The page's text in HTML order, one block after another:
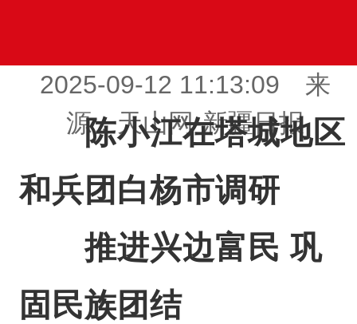
2025-09-12 11:13:09 来
源：天山网-新疆日报
陈小江在塔城地区
和兵团白杨市调研
推进兴边富民 巩
固民族团结